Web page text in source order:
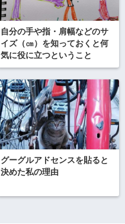
自分の手や指・肩幅などのサ
イズ（㎝）を知っておくと何
気に役に立つということ
グーグルアドセンスを貼ると
決めた私の理由